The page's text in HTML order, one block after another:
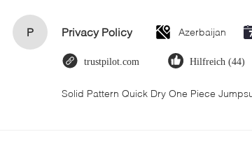
P Privacy Policy Azerbaijan
trustpilot.com Hilfreich (44)
Solid Pattern Quick Dry One Piece